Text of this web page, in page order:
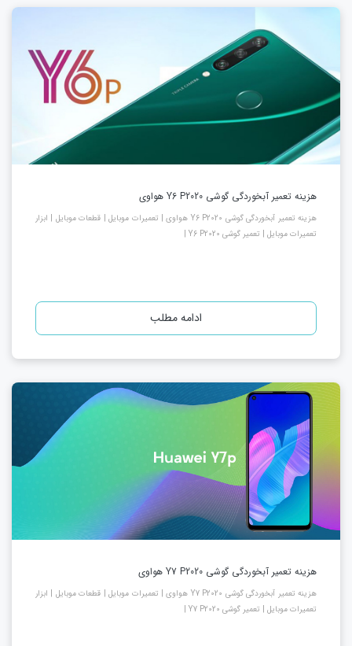
هزینه تعمیر آبخوردگی گوشی Y6 P2020 هواوی
هزینه تعمیر آبخوردگی گوشی Y6 P2020 هواوی | تعمیرات موبایل | قطعات موبایل | ابزار
تعمیرات موبایل | تعمیر گوشی Y6 P2020 |
ادامه مطلب
هزینه تعمیر آبخوردگی گوشی Y7 P2020 هواوی
هزینه تعمیر آبخوردگی گوشی Y7 P2020 هواوی | تعمیرات موبایل | قطعات موبایل | ابزار
تعمیرات موبایل | تعمیر گوشی Y7 P2020 |